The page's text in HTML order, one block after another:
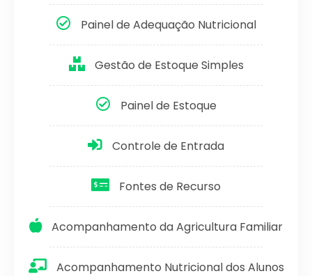
Painel de Adequação Nutricional
Gestão de Estoque Simples
Painel de Estoque
Controle de Entrada
Fontes de Recurso
Acompanhamento da Agricultura Familiar
Acompanhamento Nutricional dos Alunos